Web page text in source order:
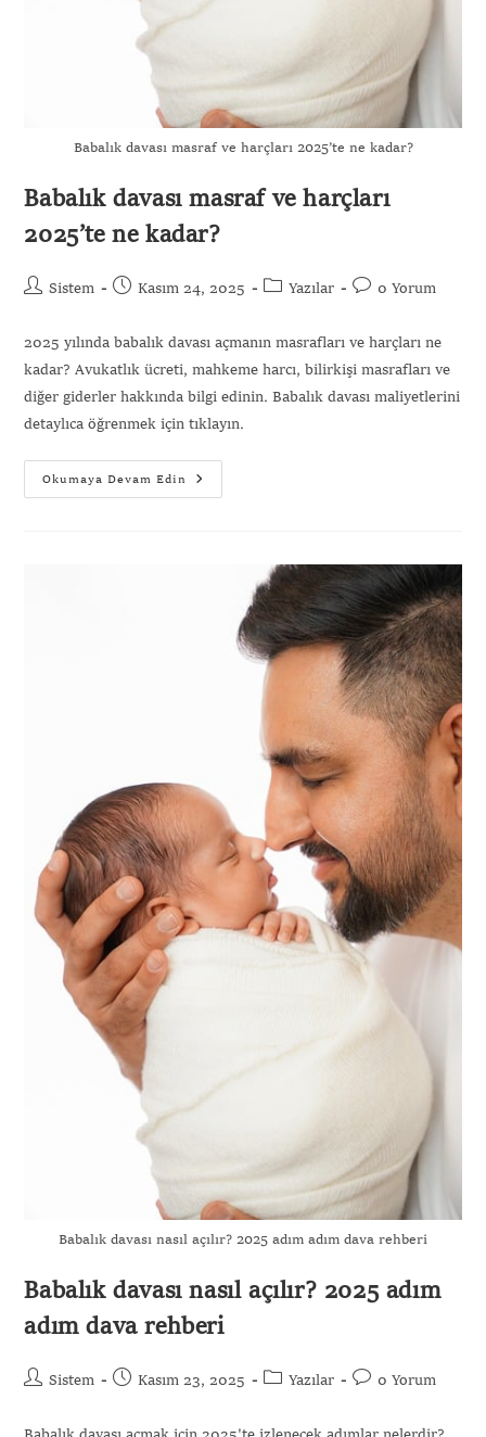
Babalık davası masraf ve harçları 2025’te ne kadar?
Babalık davası masraf ve harçları
2025’te ne kadar?
Sistem Kasım 24, 2025 Yazılar 0 Yorum
2025 yılında babalık davası açmanın masrafları ve harçları ne
kadar? Avukatlık ücreti, mahkeme harcı, bilirkişi masrafları ve
diğer giderler hakkında bilgi edinin. Babalık davası maliyetlerini
detaylıca öğrenmek için tıklayın.
Okumaya Devam Edin
Babalık davası nasıl açılır? 2025 adım adım dava rehberi
Babalık davası nasıl açılır? 2025 adım
adım dava rehberi
Sistem Kasım 23, 2025 Yazılar 0 Yorum
Gönder